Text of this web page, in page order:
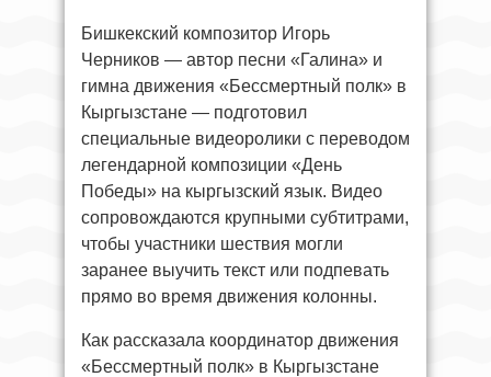
Бишкекский композитор Игорь
Черников — автор песни «Галина» и
гимна движения «Бессмертный полк» в
Кыргызстане — подготовил
специальные видеоролики с переводом
легендарной композиции «День
Победы» на кыргызский язык. Видео
сопровождаются крупными субтитрами,
чтобы участники шествия могли
заранее выучить текст или подпевать
прямо во время движения колонны.
Как рассказала координатор движения
«Бессмертный полк» в Кыргызстане